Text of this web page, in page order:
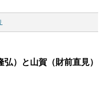
）と山賀（財前直見）